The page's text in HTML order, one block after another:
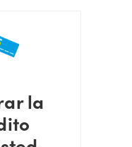
la